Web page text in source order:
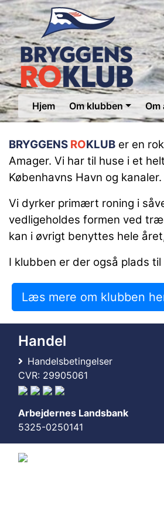
Hjem Om klubben Om
BRYGGENS ROKLUB er en
Amager. Vi har til huse i et
Københavns Havn og kanaler.
Vi dyrker primært roning i
vedligeholdes formen ved
kan i øvrigt benyttes hele
I klubben er der også plads
Læs mere om klubben
Handel
Handelsbetingelser
CVR: 29905061
Arbejdernes Landsbank
5325-0250141